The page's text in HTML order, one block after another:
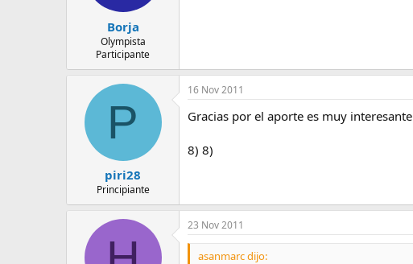
Borja
Olympista
Participante
P
piri28
Principiante
16 Nov 2011
Gracias por el aporte es muy interesante
8) 8)
23 Nov 2011
asanmarc dijo: